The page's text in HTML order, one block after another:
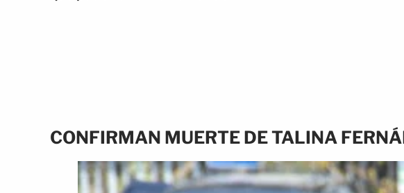
CONFIRMAN MUERTE DE TALINA